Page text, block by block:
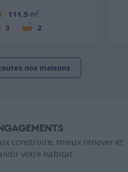
111.5 m²
3
2
nos maisons
construire, mieux rénover et
votre habitat.